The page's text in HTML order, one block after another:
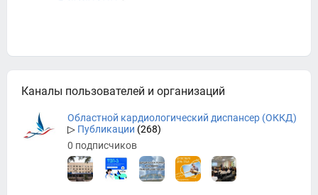
Каналы пользователей и организаций
Областной кардиологический диспансер (ОККД)
▷ Публикации (268)
0 подписчиков